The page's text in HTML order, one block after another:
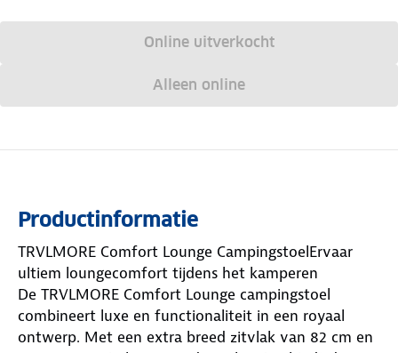
Online uitverkocht
Alleen online
Productinformatie
TRVLMORE Comfort Lounge CampingstoelErvaar
ultiem loungecomfort tijdens het kamperen
De TRVLMORE Comfort Lounge campingstoel
combineert luxe en functionaliteit in een royaal
ontwerp. Met een extra breed zitvlak van 82 cm en